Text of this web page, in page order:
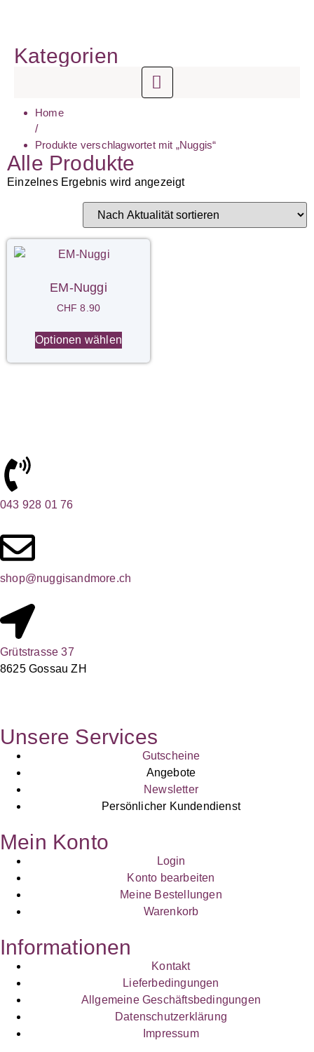
Kategorien
Home
/
Produkte verschlagwortet mit „Nuggis“
Alle Produkte
Einzelnes Ergebnis wird angezeigt
EM-Nuggi
CHF 8.90
Optionen wählen
043 928 01 76
shop@nuggisandmore.ch
Grütstrasse 37
8625 Gossau ZH
Unsere Services
Gutscheine
Angebote
Newsletter
Persönlicher Kundendienst
Mein Konto
Login
Konto bearbeiten
Meine Bestellungen
Warenkorb
Informationen
Kontakt
Lieferbedingungen
Allgemeine Geschäftsbedingungen
Datenschutzerklärung
Impressum